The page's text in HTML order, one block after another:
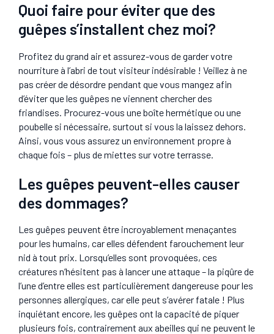
Quoi faire pour éviter que des
guêpes s’installent chez moi?
Profitez du grand air et assurez-vous de garder votre
nourriture à l’abri de tout visiteur indésirable ! Veillez à ne
pas créer de désordre pendant que vous mangez afin
d’éviter que les guêpes ne viennent chercher des
friandises. Procurez-vous une boîte hermétique ou une
poubelle si nécessaire, surtout si vous la laissez dehors.
Ainsi, vous vous assurez un environnement propre à
chaque fois – plus de miettes sur votre terrasse.
Les guêpes peuvent-elles causer
des dommages?
Les guêpes peuvent être incroyablement menaçantes
pour les humains, car elles défendent farouchement leur
nid à tout prix. Lorsqu’elles sont provoquées, ces
créatures n’hésitent pas à lancer une attaque – la piqûre de
l’une d’entre elles est particulièrement dangereuse pour les
personnes allergiques, car elle peut s’avérer fatale ! Plus
inquiétant encore, les guêpes ont la capacité de piquer
plusieurs fois, contrairement aux abeilles qui ne peuvent le